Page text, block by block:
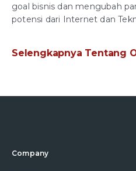
goal bisnis dan mengubah
potensi dari Internet dan
Selengkapnya Tentang
Company